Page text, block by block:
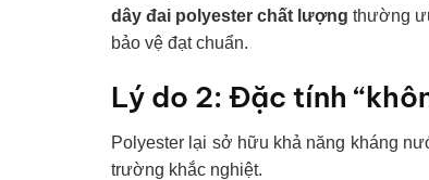
dây đai polyester chất lượng thường
bảo vệ đạt chuẩn.
Lý do 2: Đặc tính
Polyester lại sở hữu khả năng kháng
trường khắc nghiệt.